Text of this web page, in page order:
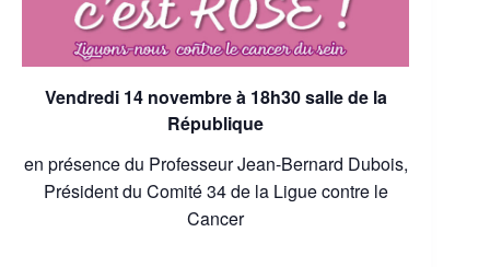
Vendredi 14 novembre à 18h30salle de la
République
en présence du Professeur Jean-Bernard Dubois,
Président du Comité 34 de la Ligue contre le
Cancer